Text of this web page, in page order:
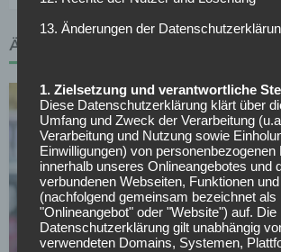
ÄHNLICHE ARTIKEL
BUNDESLIGA
63 Tore in Deutschland: Philipp
Karriereende bekannt
13. Änderungen der
1. Zielsetzung und verantwortliche
Diese Datenschutzerklärung klärt über
Umfang und Zweck der Verarbeitung
Verarbeitung und Nutzung sowie
Einwilligungen) von personenbezogenen
innerhalb unseres Onlineangebotes und
verbundenen Webseiten, Funktionen
(nachfolgend gemeinsam bezeichnet als
"Onlineangebot" oder "Website") auf. Die
Datenschutzerklärung gilt unabhängig
verwendeten Domains, Systemen,